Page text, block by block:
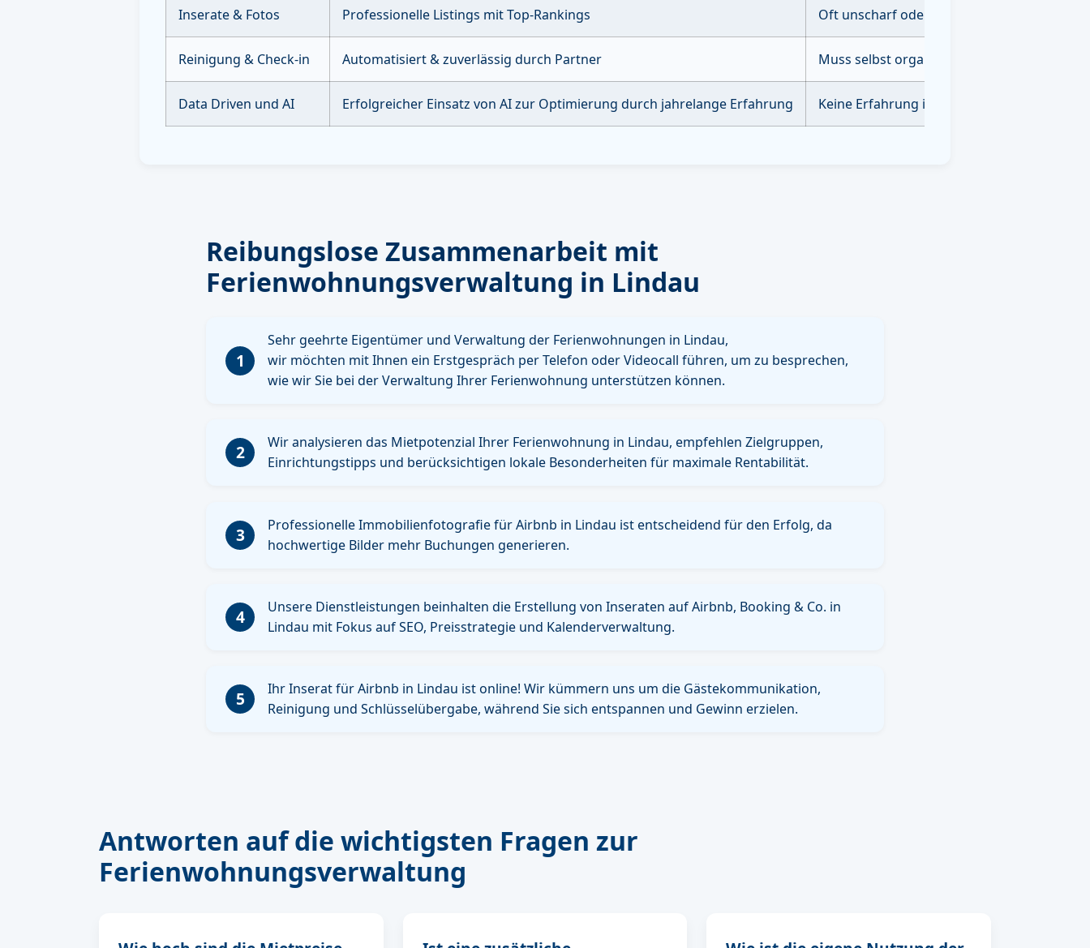
Inserate & Fotos Professionelle Listings mit Top-Rankings Oft unscharf oder unvollständig
Reinigung & Check-in Automatisiert & zuverlässig durch Partner Muss selbst organisiert & durchgeführt
Data Driven und AI Erfolgreicher Einsatz von AI zur Optimierung durch jahrelange Erfahrung Keine Erfahrung im Bereich der AI
Reibungslose Zusammenarbeit mit
Ferienwohnungsverwaltung in Lindau
1
Sehr geehrte Eigentümer und Verwaltung der Ferienwohnungen in Lindau,
wir möchten mit Ihnen ein Erstgespräch per Telefon oder Videocall führen, um zu besprechen,
wie wir Sie bei der Verwaltung Ihrer Ferienwohnung unterstützen können.
2
Wir analysieren das Mietpotenzial Ihrer Ferienwohnung in Lindau, empfehlen Zielgruppen,
Einrichtungstipps und berücksichtigen lokale Besonderheiten für maximale Rentabilität.
3
Professionelle Immobilienfotografie für Airbnb in Lindau ist entscheidend für den Erfolg, da
hochwertige Bilder mehr Buchungen generieren.
4
Unsere Dienstleistungen beinhalten die Erstellung von Inseraten auf Airbnb, Booking & Co. in
Lindau mit Fokus auf SEO, Preisstrategie und Kalenderverwaltung.
5
Ihr Inserat für Airbnb in Lindau ist online! Wir kümmern uns um die Gästekommunikation,
Reinigung und Schlüsselübergabe, während Sie sich entspannen und Gewinn erzielen.
Antworten auf die wichtigsten Fragen zur
Ferienwohnungsverwaltung